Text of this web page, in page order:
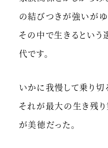
の結びつきが強いが
その中で生きるという
代です。
いかに我慢して乗り切
それが最大の生き残り
が美徳だった。